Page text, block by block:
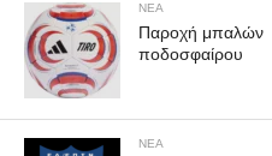
ΝΕΑ
Παροχή μπαλών
ποδοσφαίρου
ΝΕΑ